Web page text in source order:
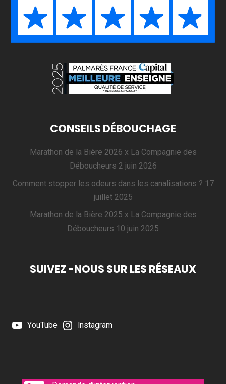
CONSEILS DÉBOUCHAGE
Marathon de la Bière 2026 x La Compagnie des
Déboucheurs 2 juin 2026
Comment stopper les odeurs dans les canalisations ? 17
juillet 2025
Marathon de la Bière 2025 x La Compagnie des
Déboucheurs 10 juin 2025
SUIVEZ -NOUS SUR LES RÉSEAUX
YouTube Instagram